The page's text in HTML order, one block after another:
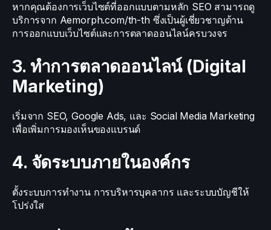
หากคุณต้องการเว็บไซต์ที่ออกแบบตามหลัก SEO สามารถดู
บริการจาก Aemorph.com/th-th ซึ่งเป็นผู้เชี่ยวชาญด้าน
การออกแบบเว็บไซต์และการตลาดออนไลน์ครบวงจร
3. ทำการตลาดออนไลน์ (Digital
Marketing)
เริ่มจาก SEO, Google Ads, และ Social Media Marketing
เพื่อเพิ่มการมองเห็นของแบรนด์
4. จัดระบบภายในองค์กร
ตั้งระบบการทำงาน การบริหารบุคลากร และระบบบัญชีให้
โปร่งใส